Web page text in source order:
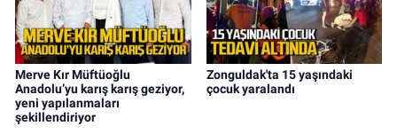
Merve Kır Müftüoğlu
Anadolu’yu karış karış geziyor,
yeni yapılanmaları
şekillendiriyor
Zonguldak'ta 15 yaşındaki
çocuk yaralandı